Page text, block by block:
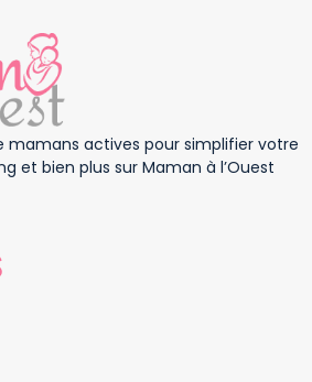
mamans actives pour simplifier votre
et bien plus sur Maman à l’Ouest